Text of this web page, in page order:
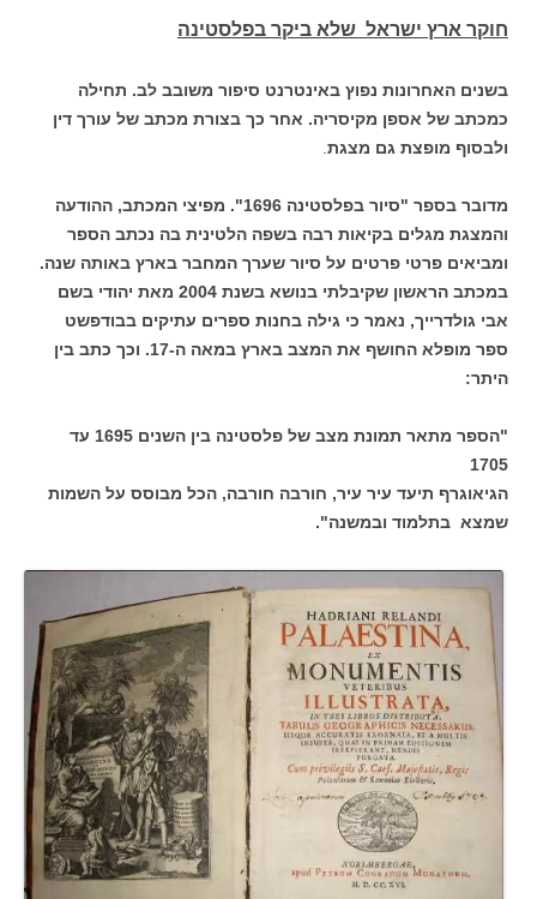
חוקר ארץ ישראל שלא ביקר בפלסטינה
בשנים האחרונות נפוץ באינטרנט סיפור משובב לב. תחילה
כמכתב של אספן מקיסריה. אחר כך בצורת מכתב של עורך דין
ולבסוף מופצת גם מצגת.
מדובר בספר "סיור בפלסטינה 1696". מפיצי המכתב, ההודעה
והמצגת מגלים בקיאות רבה בשפה הלטינית בה נכתב הספר
ומביאים פרטי פרטים על סיור שערך המחבר בארץ באותה שנה.
במכתב הראשון שקיבלתי בנושא בשנת 2004 מאת יהודי בשם
אבי גולדרייך, נאמר כי גילה בחנות ספרים עתיקים בבודפשט
ספר מופלא החושף את המצב בארץ במאה ה-17. וכך כתב בין
היתר:
"הספר מתאר תמונת מצב של פלסטינה בין השנים 1695 עד
1705
הגיאוגרף תיעד עיר עיר, חורבה חורבה, הכל מבוסס על השמות
שמצא בתלמוד ובמשנה".